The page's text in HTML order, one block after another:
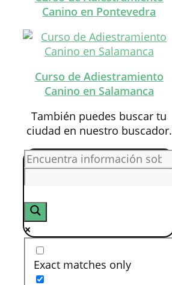
Canino en Pontevedra
Curso de Adiestramiento
Canino en Salamanca
También puedes buscar tu
ciudad en nuestro buscador.
Exact matches only